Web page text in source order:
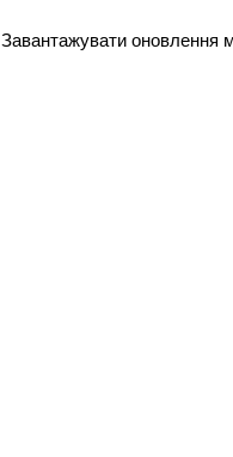
Завантажувати оновлення